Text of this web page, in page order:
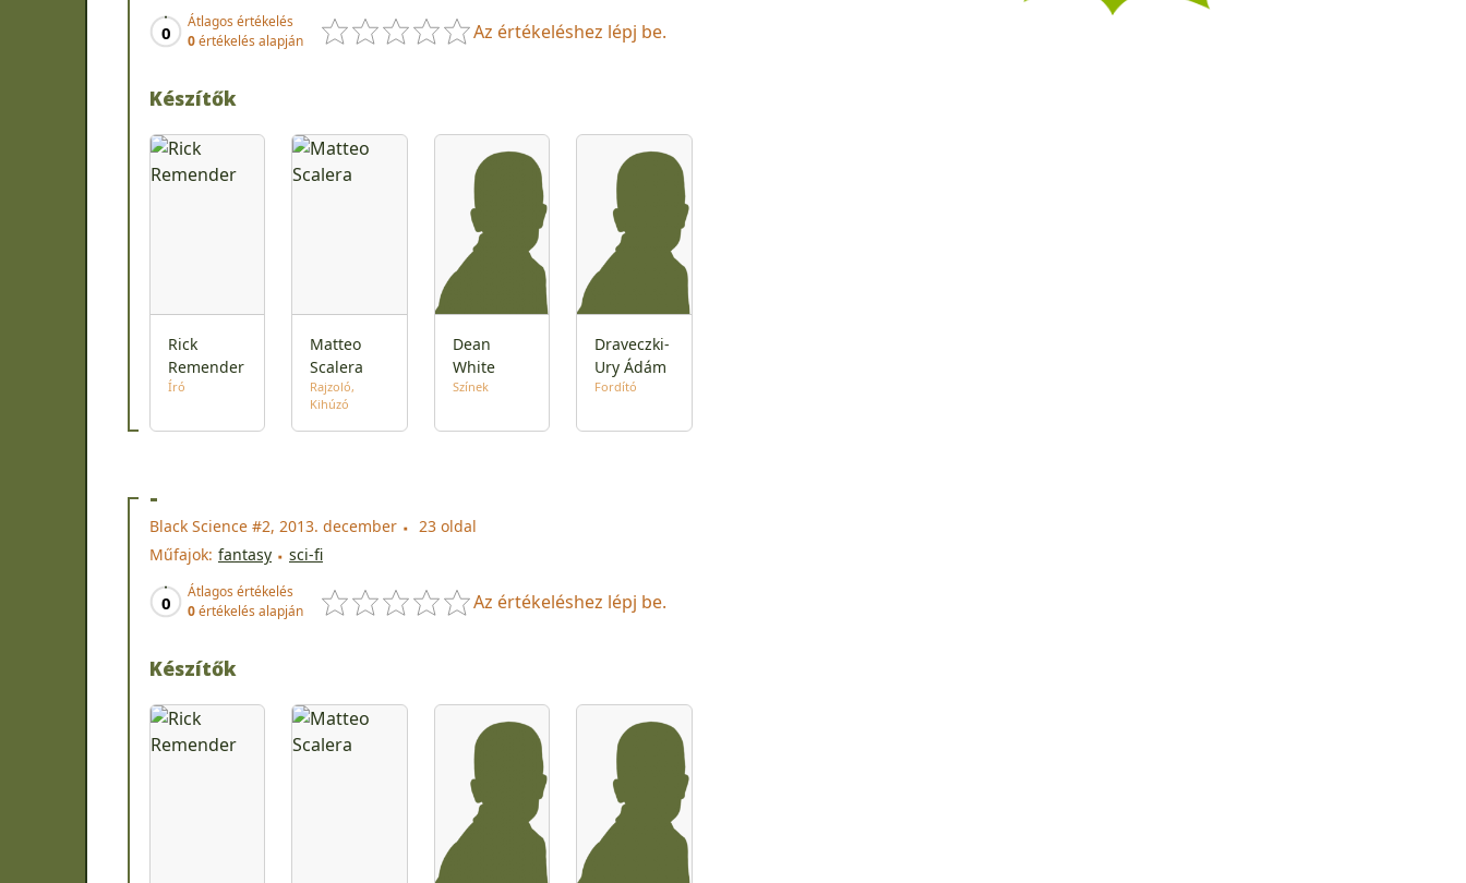
0
Átlagos értékelés
0értékelés alapján Az értékeléshez lépj be.
Készítők
Rick
Remender
Író
Matteo
Scalera
Rajzoló
Kihúzó
Dean
White
Színek
Draveczki-
Ury Ádám
Fordító
-
Black Science #2, 2013. december
23 oldal
Műfajok: fantasy sci-fi
0
Átlagos értékelés
0értékelés alapján Az értékeléshez lépj be.
Készítők